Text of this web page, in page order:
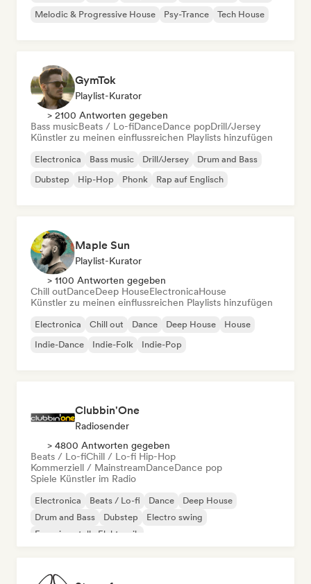
Melodic & Progressive House
Psy-Trance Tech House
GymTok
Playlist-Kurator
> 2100 Antworten gegeben
Bass musicBeats / Lo-fiDanceDance popDrill/Jersey
Künstler zu meinen einflussreichen Playlists hinzufügen
Electronica Bass music Drill/Jersey
Drum and Bass
Dubstep
Hip-Hop Phonk Rap auf Englisch
Maple Sun
Playlist-Kurator
> 1100 Antworten gegeben
Chill outDanceDeep HouseElectronicaHouse
Künstler zu meinen einflussreichen Playlists hinzufügen
Electronica Chill out Dance Deep House
House
Indie-Dance
Indie-Folk Indie-Pop
Clubbin'One
Radiosender
> 4800 Antworten gegeben
Beats / Lo-fiChill / Lo-fi Hip-Hop
Kommerziell / MainstreamDanceDance pop
Spiele Künstler im Radio
Electronica Beats / Lo-fi Dance
Deep House
Drum and Bass
Dubstep
Electro swing
Experimentelle Elektronik